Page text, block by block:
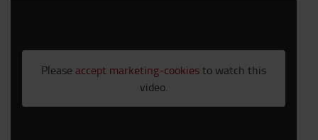
Please accept marketing-cookiesto watch this
video.